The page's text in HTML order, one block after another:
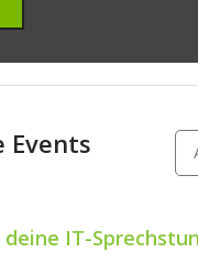
Events
IT-